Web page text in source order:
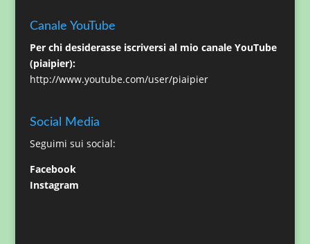
Canale YouTube
Per chi desiderasse iscriversi al mio canale YouTube
(piaipier):
http://www.youtube.com/user/piaipier
Social Media
Seguimi sui social:
Facebook
Instagram